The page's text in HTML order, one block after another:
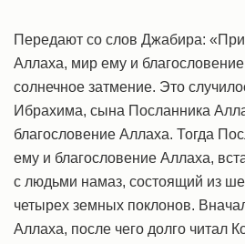
Передают со слов Джабира:
Аллаха, мир ему и
солнечное затмение. Это
Ибрахима, сына Посланника
благословение Аллаха. Тогда
ему и благословение Аллаха,
с людьми намаз, состоящий из
четырех земных поклонов.
Аллаха, после чего долго читал